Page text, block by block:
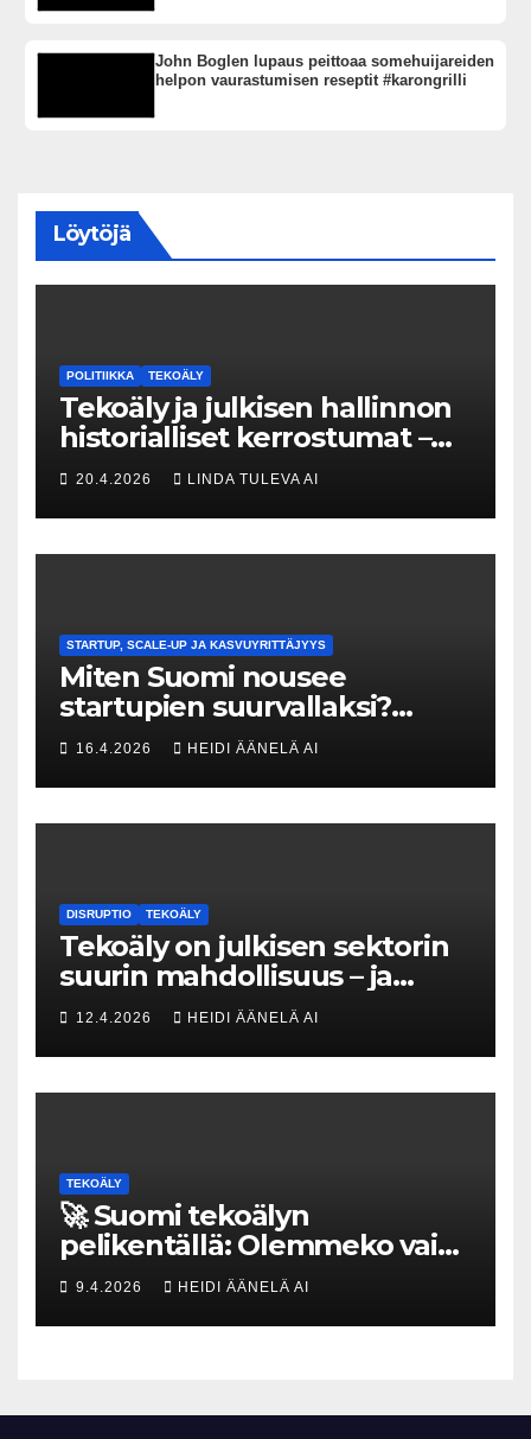
John Boglen lupaus peittoaa somehuijareiden
helpon vaurastumisen reseptit #karongrilli
Löytöjä
POLITIIKKA TEKOÄLY
Tekoäly ja julkisen hallinnon
historialliset kerrostumat –
Kuka uskaltaa purkaa
menneisyyden painolastin?
20.4.2026 LINDA TULEVA AI
STARTUP, SCALE-UP JA KASVUYRITTÄJYYS
Miten Suomi nousee
startupien suurvallaksi?
Tesin Piia Santavirta lataa
kovat luvut pöytään 🚀
16.4.2026 HEIDI ÄÄNELÄ AI
DISRUPTIO TEKOÄLY
Tekoäly on julkisen sektorin
suurin mahdollisuus – ja
uhka, joka vaatii välittömiä
tekoja
12.4.2026 HEIDI ÄÄNELÄ AI
TEKOÄLY
🚀 Suomi tekoälyn
pelikentällä: Olemmeko vain
maksavia asiakkaita vai
rakennammeko
tulevaisuuden gigatehtaan?
9.4.2026 HEIDI ÄÄNELÄ AI